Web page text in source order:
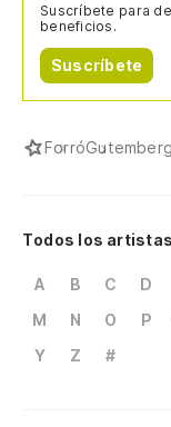
Suscríbete para
beneficios.
Suscríbete
Forró
Todos los artistas
A B C D
M
N O P
Y
Z #